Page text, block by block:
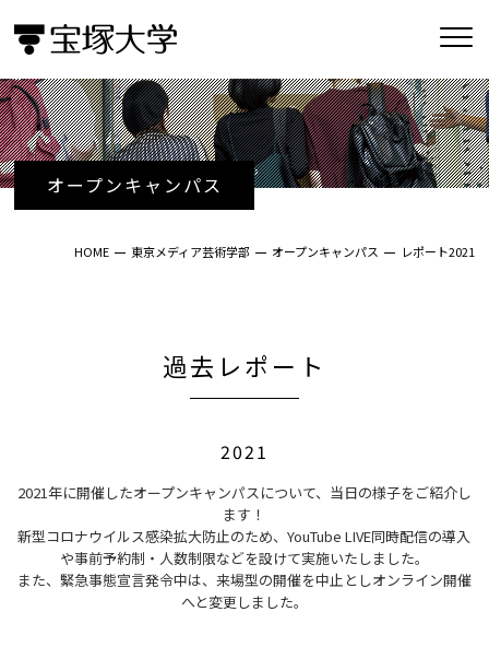
オープンキャンパス
HOME 東京メディア芸術学部 オープンキャンパス レポート2021
過去レポート
2021
2021年に開催したオープンキャンパスについて、当日の様子をご紹介し
ます！
新型コロナウイルス感染拡大防止のため、YouTube LIVE同時配信の導入
や事前予約制・人数制限などを設けて実施いたしました。
また、緊急事態宣言発令中は、来場型の開催を中止としオンライン開催
へと変更しました。